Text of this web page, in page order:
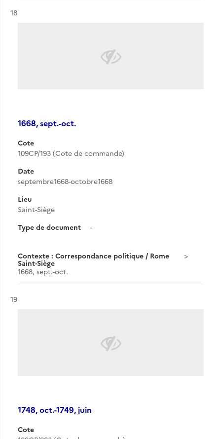
Résultat n°
18
1668, sept.-oct.
Cote
109CP/193 (Cote de commande)
Date
septembre1668-octobre1668
Lieu
Saint-Siège
Type de document
-
Contexte : Correspondance politique / Rome
Saint-Siège
1668, sept.-oct.
Résultat n°
19
1748, oct.-1749, juin
Cote